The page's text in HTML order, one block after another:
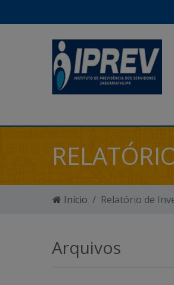
Início Relatório de
Arquivos